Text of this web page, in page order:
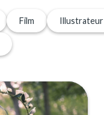
Film Illustrateur